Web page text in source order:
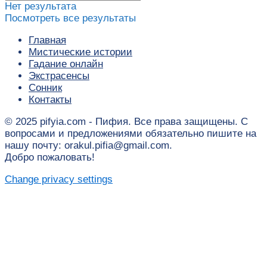
Нет результата
Посмотреть все результаты
Главная
Мистические истории
Гадание онлайн
Экстрасенсы
Сонник
Контакты
© 2025 pifyia.com - Пифия. Все права защищены. С
вопросами и предложениями обязательно пишите на
нашу почту: orakul.pifia@gmail.com.
Добро пожаловать!
Change privacy settings